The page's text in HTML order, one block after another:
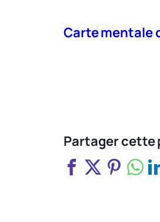
Carte mentale
Partager cette